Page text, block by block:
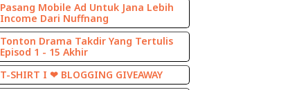
Pasang Mobile Ad Untuk Jana Lebih
Income Dari Nuffnang
Tonton Drama Takdir Yang Tertulis
Episod 1 - 15 Akhir
T-SHIRT I ❤ BLOGGING GIVEAWAY